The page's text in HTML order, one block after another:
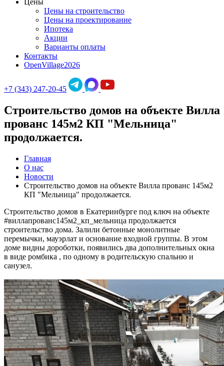
Цены
Цены на строительство
Цены на проектирование
Ипотека
Акции
Варианты оплаты
Контакты
OpenVillage2026
+7 (343) 247-20-45
Строительство домов на объекте Вилла
прованс 145м2 КП "Мельница"
продолжается.
Главная
О нас
Новости
Строительство домов на объекте Вилла прованс 145м2
КП "Мельница" продолжается.
Строительство домов в Екатеринбурге под ключ на объекте
#виллапрованс145м2_кп_мельница продолжается
строительство дома. Залили бетонные монолитные
перемычки, мауэрлат и основание входной группы. В этом
доме видны дороботки, появились два дополнительных окна
в виде ромбика , по одному в родительскую спальню и
санузел.